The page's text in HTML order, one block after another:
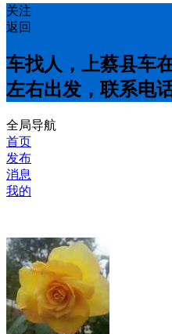
关注
返回
车找人，上蔡县车
左右出发，联系电
全局导航
首页
发布
消息
我的